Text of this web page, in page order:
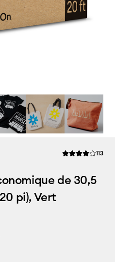
La note 113
de 30,5
pi), Vert